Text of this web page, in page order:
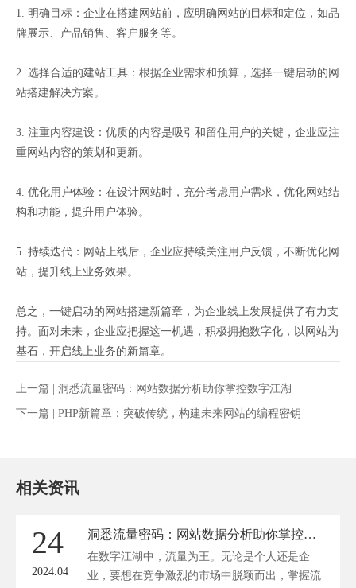
1. 明确目标：企业在搭建网站前，应明确网站的目标和定位，如品
牌展示、产品销售、客户服务等。
2. 选择合适的建站工具：根据企业需求和预算，选择一键启动的网
站搭建解决方案。
3. 注重内容建设：优质的内容是吸引和留住用户的关键，企业应注
重网站内容的策划和更新。
4. 优化用户体验：在设计网站时，充分考虑用户需求，优化网站结
构和功能，提升用户体验。
5. 持续迭代：网站上线后，企业应持续关注用户反馈，不断优化网
站，提升线上业务效果。
总之，一键启动的网站搭建新篇章，为企业线上发展提供了有力支
持。面对未来，企业应把握这一机遇，积极拥抱数字化，以网站为
基石，开启线上业务的新篇章。
上一篇 | 洞悉流量密码：网站数据分析助你掌控数字江湖
下一篇 | PHP新篇章：突破传统，构建未来网站的编程密钥
相关资讯
24
2024.04
洞悉流量密码：网站数据分析助你掌控数字江湖
在数字江湖中，流量为王。无论是个人还是企
业，要想在竞争激烈的市场中脱颖而出，掌握流